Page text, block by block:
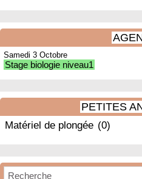
Samedi 3 Octobre
Stage biologie niveau1
PETITES
Matériel de plongée (0)